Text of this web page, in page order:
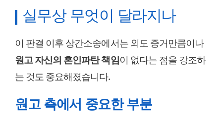
실무상 무엇이 달라지나
이 판결 이후 상간소송에서는 외도 증거만큼이나
원고 자신의 혼인파탄 책임이 없다는 점을 강조하
는 것도 중요해졌습니다.
원고 측에서 중요한 부분